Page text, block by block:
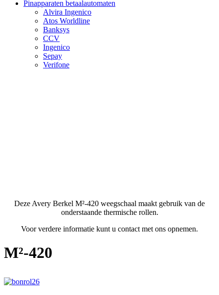
Pinapparaten betaalautomaten
Alvira Ingenico
Atos Worldline
Banksys
CCV
Ingenico
Sepay
Verifone
Deze Avery Berkel M²-420 weegschaal maakt gebruik van de
onderstaande thermische rollen.
Voor verdere informatie kunt u contact met ons opnemen.
M²-420